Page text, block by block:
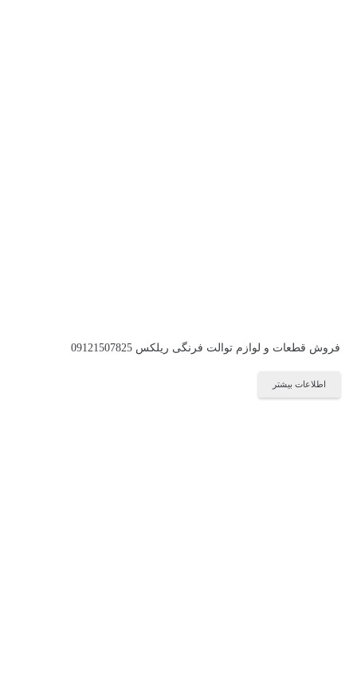
فروش قطعات و لوازم توالت فرنگی ریلکس 09121507825
اطلاعات بیشتر